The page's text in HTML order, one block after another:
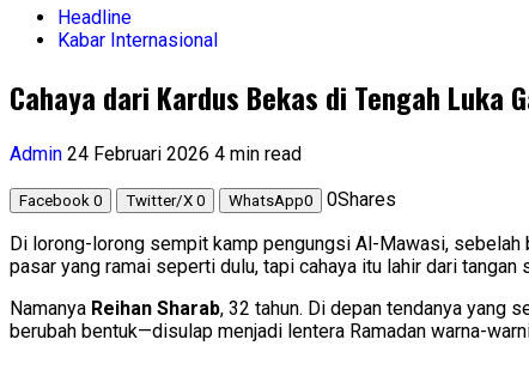
Headline
Kabar Internasional
Cahaya dari Kardus Bekas di Tengah Luka
Admin 24 Februari 2026 4 min read
Facebook 0 Twitter/X 0 WhatsApp0 0Shares
Di lorong-lorong sempit kamp pengungsi Al-Mawasi, sebelah
pasar yang ramai seperti dulu, tapi cahaya itu lahir dari
Namanya Reihan Sharab, 32 tahun. Di depan tendanya yang
berubah bentuk—disulap menjadi lentera Ramadan warna-